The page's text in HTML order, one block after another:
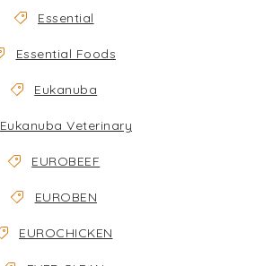
Essential
Essential Foods
Eukanuba
Eukanuba Veterinary
EUROBEEF
EUROBEN
EUROCHICKEN